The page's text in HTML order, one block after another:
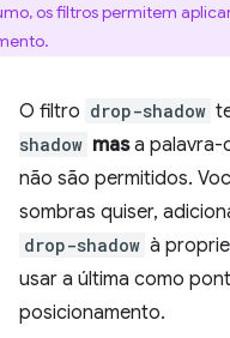
os filtros permitem
O filtro drop-shadow
shadow masa palavra-
não são permitidos.
sombras quiser,
drop-shadow à
usar a última como
posicionamento.